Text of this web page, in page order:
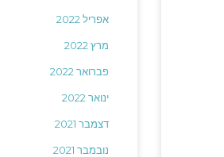
אפריל 2022
מרץ 2022
פברואר 2022
ינואר 2022
דצמבר 2021
נובמבר 2021